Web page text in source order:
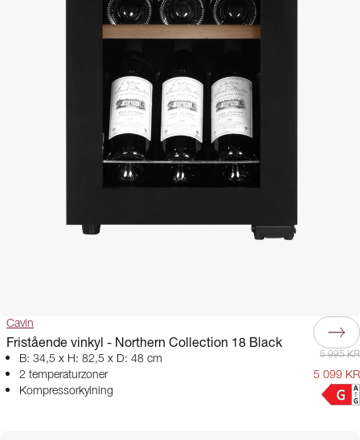
Cavin
Fristående vinkyl - Northern Collection 18 Black
B: 34,5 x H: 82,5 x D: 48 cm
2 temperaturzoner
Kompressorkylning
5 995 KR
5 099 KR